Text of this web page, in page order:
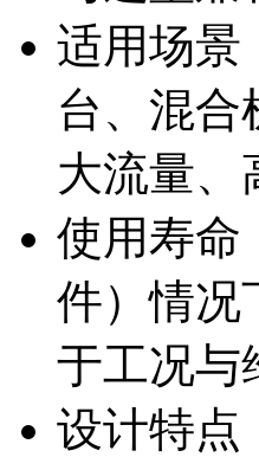
适用场景
台、混合
大流量、
使用寿命
件）情况
于工况与
设计特点